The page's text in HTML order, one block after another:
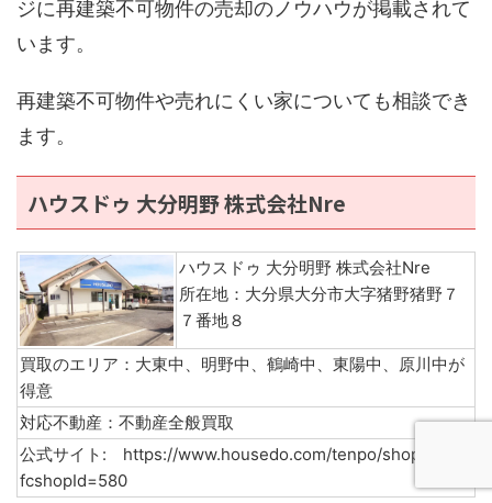
ジに再建築不可物件の売却のノウハウが掲載されて
います。
再建築不可物件や売れにくい家についても相談でき
ます。
ハウスドゥ 大分明野 株式会社Nre
ハウスドゥ 大分明野 株式会社Nre
所在地：大分県大分市大字猪野猪野７
７番地８
買取のエリア：大東中、明野中、鶴崎中、東陽中、原川中が
得意
対応不動産：不動産全般買取
公式サイト: https://www.housedo.com/tenpo/shop.php?
fcshopId=580